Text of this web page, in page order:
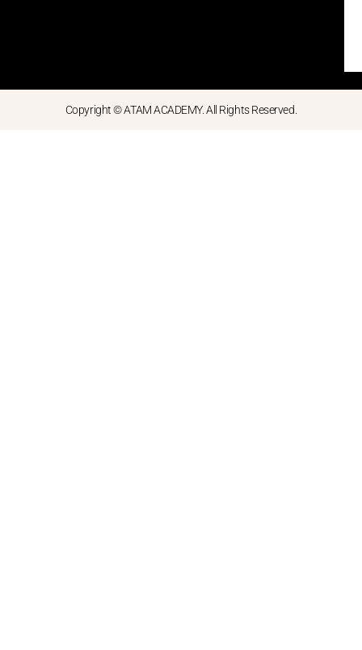
Copyright © ATAM ACADEMY. All Rights Reserved.